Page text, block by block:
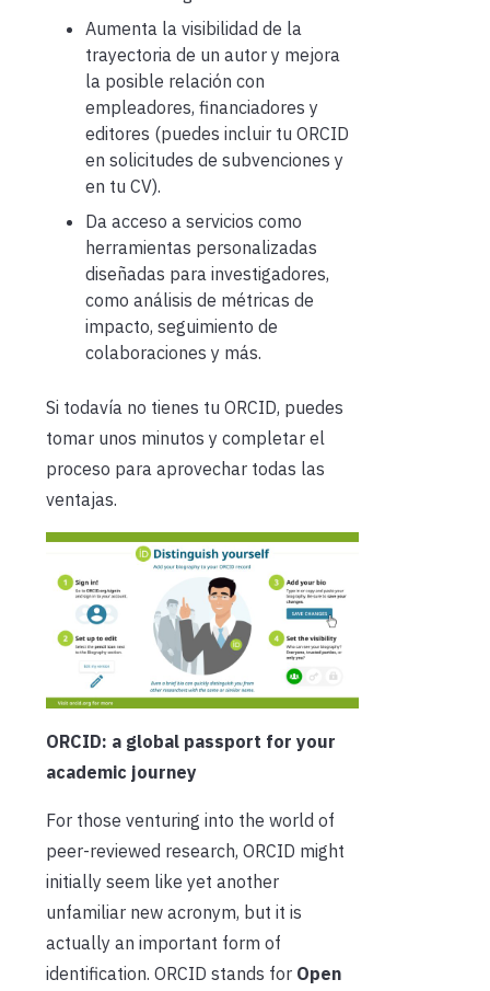
Aumenta la visibilidad de la
trayectoria de un autor y mejora
la posible relación con
empleadores, financiadores y
editores (puedes incluir tu ORCID
en solicitudes de subvenciones y
en tu CV).
Da acceso a servicios como
herramientas personalizadas
diseñadas para investigadores,
como análisis de métricas de
impacto, seguimiento de
colaboraciones y más.
Si todavía no tienes tu ORCID, puedes
tomar unos minutos y completar el
proceso para aprovechar todas las
ventajas.
ORCID: a global passport for your
academic journey
For those venturing into the world of
peer-reviewed research, ORCID might
initially seem like yet another
unfamiliar new acronym, but it is
actually an important form of
identification. ORCID stands for Open